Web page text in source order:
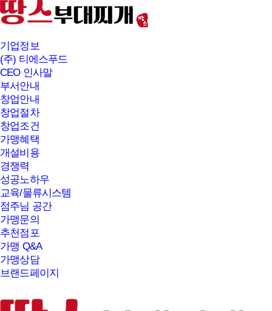
본문바로가기
기업정보
(주) 티에스푸드
CEO 인사말
부서안내
창업안내
창업절차
창업조건
가맹혜택
개설비용
경쟁력
성공노하우
교육/물류시스템
점주님 공간
가맹문의
추천점포
가맹 Q&A
가맹상담
브랜드페이지